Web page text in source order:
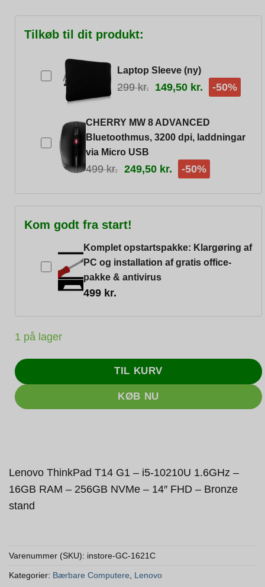
Tilkøb til dit produkt:
Laptop Sleeve (ny)
299kr. 149,50 kr. -50%
CHERRY MW 8 ADVANCED
Bluetoothmus, 3200 dpi, laddningar
via Micro USB
499kr. 249,50 kr. -50%
Kom godt fra start!
Komplet opstartspakke: Klargøring af
PC og installation af gratis office-
pakke & antivirus
499 kr.
1 på lager
TIL KURV
KØB NU
Lenovo ThinkPad T14 G1 – i5-10210U 1.6GHz –
16GB RAM – 256GB NVMe – 14″ FHD – Bronze
stand
Varenummer (SKU): instore-GC-1621C
Kategorier: Bærbare Computere, Lenovo